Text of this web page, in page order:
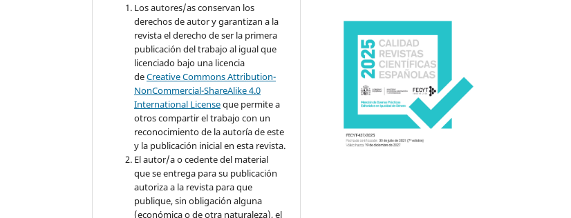
Los autores/as conservan los
derechos de autor y garantizan a la
revista el derecho de ser la primera
publicación del trabajo al igual que
licenciado bajo una licencia
deCreative Commons Attribution-
NonCommercial-ShareAlike 4.0
International Licenseque permite a
otros compartir el trabajo con un
reconocimiento de la autoría de este
y la publicación inicial en esta revista.
El autor/a o cedente del material
que se entrega para su publicación
autoriza a la revista para que
publique, sin obligación alguna
(económica o de otra naturaleza), el